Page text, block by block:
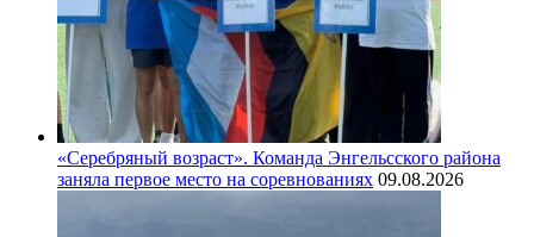
«Серебряный возраст». Команда Энгельсского района
заняла первое место на соревнованиях 09.08.2026